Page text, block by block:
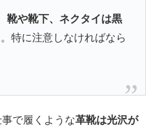
靴や靴下、ネクタイは黒
特に注意しなければなら
で履くような革靴は光沢が